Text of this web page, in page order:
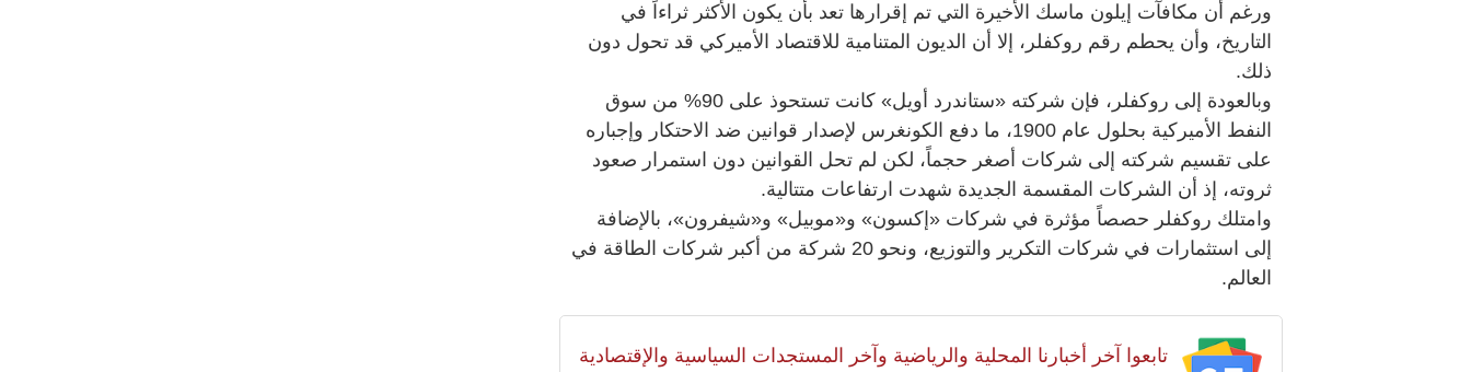
ورغم أن مكافآت إيلون ماسك الأخيرة التي تم إقرارها تعد بأن يكون الأكثر ثراءاً في
التاريخ، وأن يحطم رقم روكفلر، إلا أن الديون المتنامية للاقتصاد الأميركي قد تحول دون
ذلك.
وبالعودة إلى روكفلر، فإن شركته «ستاندرد أويل» كانت تستحوذ على 90% من سوق
النفط الأميركية بحلول عام 1900، ما دفع الكونغرس لإصدار قوانين ضد الاحتكار وإجباره
على تقسيم شركته إلى شركات أصغر حجماً، لكن لم تحل القوانين دون استمرار صعود
ثروته، إذ أن الشركات المقسمة الجديدة شهدت ارتفاعات متتالية.
وامتلك روكفلر حصصاً مؤثرة في شركات «إكسون» و«موبيل» و«شيفرون»، بالإضافة
إلى استثمارات في شركات التكرير والتوزيع، ونحو 20 شركة من أكبر شركات الطاقة في
العالم.
تابعوا آخر أخبارنا المحلية والرياضية وآخر المستجدات السياسية والإقتصادية